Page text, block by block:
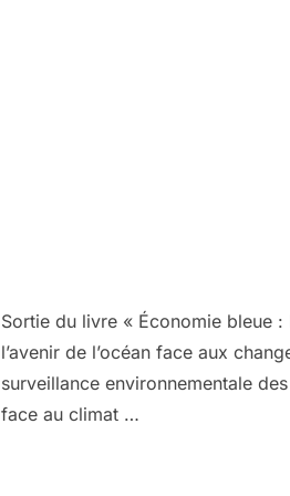
Sortie du livre « Économie bleue
l’avenir de l’océan face aux
surveillance environnementale
face au climat …